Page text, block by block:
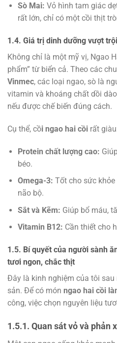
Sò Mai: Vỏ hình tam giác
rất lớn, chỉ có một cồi thịt
1.4. Giá trị dinh dưỡng vượt
Không chỉ là một mỹ vị, Ngao
phẩm” từ biển cả. Theo các
Vinmec, các loại ngao, sò là
vitamin và khoáng chất dồi
nếu được chế biến đúng cách.
Cụ thể, cồi ngao hai cồi rất
Protein chất lượng cao:
béo.
Omega-3: Tốt cho sức
não bộ.
Sắt và Kẽm: Giúp bổ máu,
Vitamin B12: Cần thiết cho
1.5. Bí quyết của người sành
tươi ngon, chắc thịt
Đây là kinh nghiệm của tôi
sản. Để có món ngao hai cồi
công, việc chọn nguyên liệu
1.5.1. Quan sát vỏ và phản